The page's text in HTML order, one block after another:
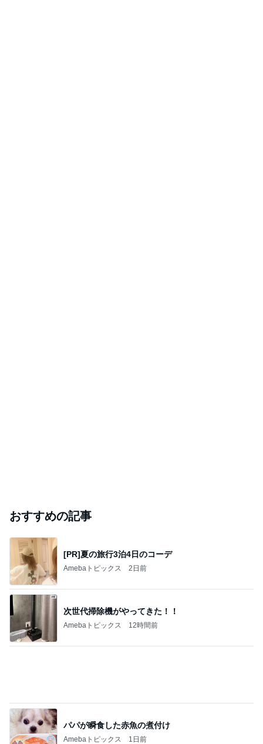
おすすめの記事
[PR]夏の旅行3泊4日のコーデ
Amebaトピックス 2日前
次世代掃除機がやってきた！！
Amebaトピックス 12時間前
パパが瞬食した赤魚の煮付け
Amebaトピックス 1日前